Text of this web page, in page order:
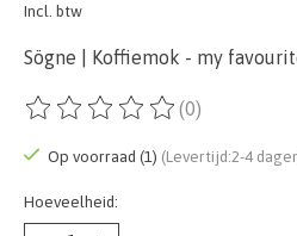
Incl. btw
Sögne | Koffiemok - my
De beoordeling van dit product
(0)
Op voorraad (1) (Levertijd:2-4
Hoeveelheid: